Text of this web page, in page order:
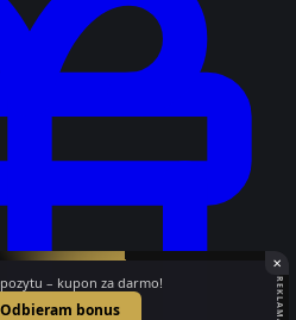
✕
– kupon za darmo!
Odbieram bonus REKLAMA